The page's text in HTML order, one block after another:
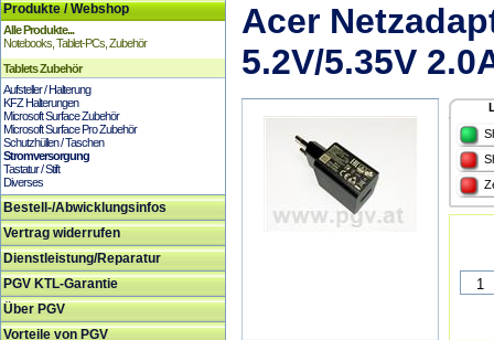
Produkte / Webshop
Alle Produkte...
Notebooks, Tablet-PCs, Zubehör
Tablets Zubehör
Aufsteller / Halterung
KFZ Halterungen
Microsoft Surface Zubehör
Microsoft Surface Pro Zubehör
Schutzhüllen / Taschen
Stromversorgung
Tastatur / Stift
Diverses
Bestell-/Abwicklungsinfos
Vertrag widerrufen
Dienstleistung/Reparatur
PGV KTL-Garantie
Über PGV
Vorteile von PGV
Acer
5.2V/5.35V